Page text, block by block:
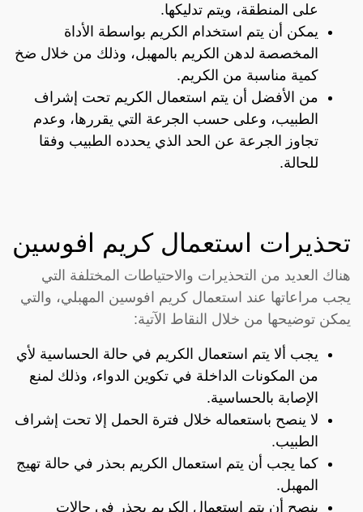
على المنطقة، ويتم تدليكها.
يمكن أن يتم استخدام الكريم بواسطة الأداة
المخصصة لدهن الكريم بالمهبل، وذلك من خلال ضخ
كمية مناسبة من الكريم.
من الأفضل أن يتم استعمال الكريم تحت إشراف
الطبيب، وعلى حسب الجرعة التي يقررها، وعدم
تجاوز الجرعة عن الحد الذي يحدده الطبيب وفقا
للحالة.
تحذيرات استعمال كريم افوسين
هناك العديد من التحذيرات والاحتياطات المختلفة التي
يجب مراعاتها عند استعمال كريم افوسين المهبلي، والتي
يمكن توضيحها من خلال النقاط الآتية:
يجب ألا يتم استعمال الكريم في حالة الحساسية لأي
من المكونات الداخلة في تكوين الدواء، وذلك لمنع
الإصابة بالحساسية.
لا ينصح باستعماله خلال فترة الحمل إلا تحت إشراف
الطبيب.
كما يجب أن يتم استعمال الكريم بحذر في حالة تهيج
المهبل.
ينصح أن يتم استعمال الكريم بحذر في حالات